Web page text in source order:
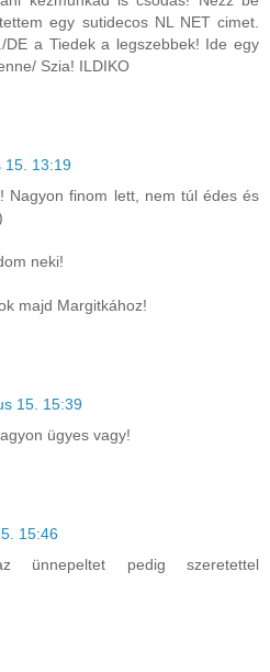
egy sutidecos NL NET cimet.
DE a Tiedek a legszebbek! Ide egy
Szia! ILDIKO
15. 13:19
Nagyon finom lett, nem túl édes és
neki!
majd Margitkához!
15. 15:39
ügyes vagy!
15:46
ünnepeltet pedig szeretettel